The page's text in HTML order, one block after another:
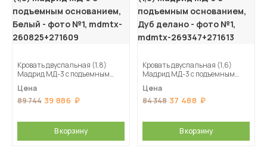
Кровать двуспальная (1,8)
Мадрид МД-3 с подъемным
Цена
89 744 39 886
В корзину
Кровать двуспальная (1,6)
Мадрид МД-3 с подъемным
Цена
84 348 37 488
В корзину